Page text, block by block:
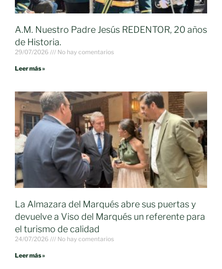
A.M. Nuestro Padre Jesús REDENTOR, 20 años
de Historia.
29/07/2026 No hay comentarios
Leer más »
La Almazara del Marqués abre sus puertas y
devuelve a Viso del Marqués un referente para
el turismo de calidad
24/07/2026 No hay comentarios
Leer más »